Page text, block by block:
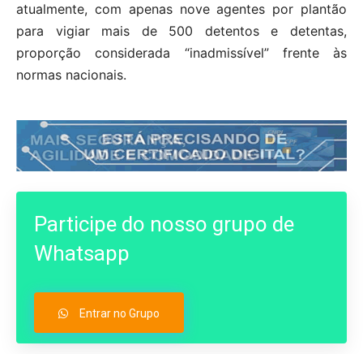
atualmente, com apenas nove agentes por plantão
para vigiar mais de 500 detentos e detentas,
proporção considerada “inadmissível” frente às
normas nacionais.
Participe do nosso grupo de
Whatsapp
Entrar no Grupo